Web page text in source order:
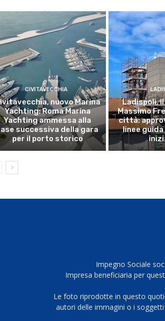
CIVITAVECCHIA
nuovo Marina
Yachting: Roma Marina
Yachting ammessa alla
successiva della gara
per il porto storico
Ladispoli,
Massimo
città:
linee
Impegno Sociale
Impresa beneficiaria per
Le foto riprodotte in questo
autori delle immagini o i